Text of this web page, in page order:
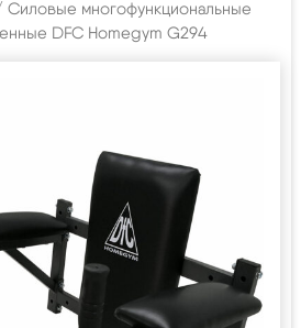
Силовые многофункциональные
DFC Homegym G294